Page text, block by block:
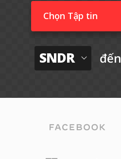
Chọn Tập tin
SNDR đến